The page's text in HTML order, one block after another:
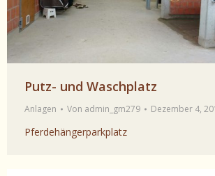
Putz- und Waschplatz
Anlagen Von admin_gm279 Dezember 4,
Pferdehängerparkplatz